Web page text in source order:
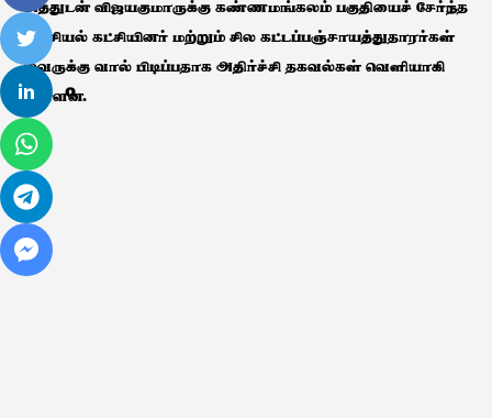
0
அத்துடன் விஜயகுமாருக்கு கண்ணமங்கலம் பகுதியைச் சேர்ந்த
அரசியல் கட்சியினர் மற்றும் சில கட்டப்பஞ்சாயத்துதாரர்கள்
இவருக்கு வால் பிடிப்பதாக அதிர்ச்சி தகவல்கள் வெளியாகி
உள்ளன.